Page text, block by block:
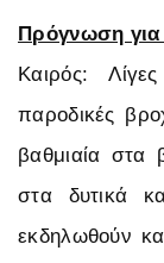
Πρόγνωση για
Καιρός:
παροδικές
βαθμιαία στα
στα δυτικά
εκδηλωθούν